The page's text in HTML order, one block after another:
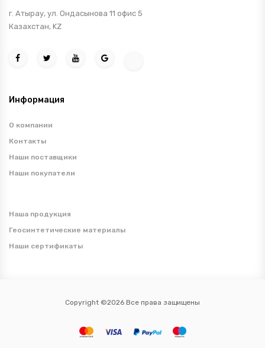
г. Атырау, ул. Ондасынова 11 офис 5
Казахстан, KZ
Информация
О компании
Контакты
Наши поставщики
Наши покупатели
Наша продукция
Геосинтетические материалы
Наши сертификаты
Copyright ©2026 Все права защищены